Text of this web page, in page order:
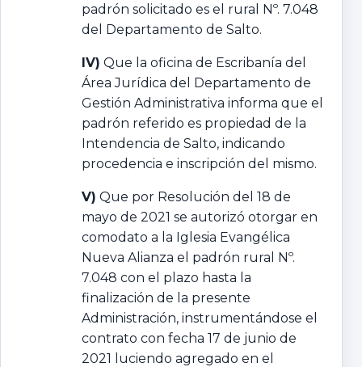
padrón solicitado es el rural Nº. 7.048
del Departamento de Salto.
IV) Que la oficina de Escribanía del
Área Jurídica del Departamento de
Gestión Administrativa informa que el
padrón referido es propiedad de la
Intendencia de Salto, indicando
procedencia e inscripción del mismo.
V) Que por Resolución del 18 de
mayo de 2021 se autorizó otorgar en
comodato a la Iglesia Evangélica
Nueva Alianza el padrón rural Nº.
7.048 con el plazo hasta la
finalización de la presente
Administración, instrumentándose el
contrato con fecha 17 de junio de
2021 luciendo agregado en el